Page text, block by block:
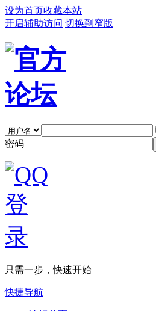
设为首页收藏本站
开启辅助访问 切换到窄版
密码
只需一步，快速开始
快捷导航